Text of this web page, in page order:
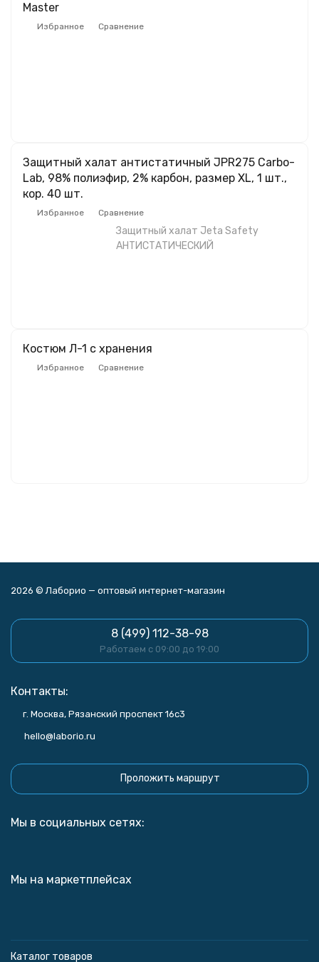
Master
Избранное Сравнение
Защитный халат антистатичный JPR275 Carbo-
Lab, 98% полиэфир, 2% карбон, размер XL, 1 шт.,
кор. 40 шт.
Избранное Сравнение
Защитный халат Jeta Safety
АНТИСТАТИЧЕСКИЙ
Костюм Л-1 с хранения
Избранное Сравнение
2026 © Лаборио — оптовый интернет-магазин
8 (499) 112-38-98
Работаем с 09:00 до 19:00
Контакты:
г. Москва, Рязанский проспект 16с3
hello@laborio.ru
Проложить маршрут
Мы в социальных сетях:
Мы на маркетплейсах
Каталог товаров